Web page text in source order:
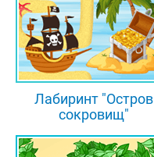
Лабиринт "Остров
сокровищ"